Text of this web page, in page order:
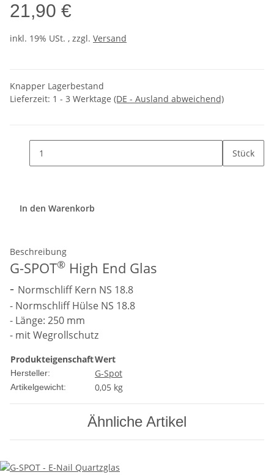
21,90 €
inkl. 19% USt. , zzgl. Versand
Knapper Lagerbestand
Lieferzeit: 1 - 3 Werktage (DE - Ausland abweichend)
Stück
In den Warenkorb
Beschreibung
G-SPOT® High End Glas
- Normschliff Kern NS 18.8
- Normschliff Hülse NS 18.8
- Länge: 250 mm
- mit Wegrollschutz
ProdukteigenschaftWert
Hersteller: G-Spot
Artikelgewicht: 0,05 kg
Ähnliche Artikel